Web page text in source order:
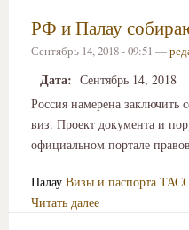
РФ и Палау
Сентябрь 14, 2018 - 09:51 —
Дата: Сентябрь 14, 2018
Россия намерена заключить
виз. Проект документа и
официальном портале
Палау Визы и паспорта
Читать далее